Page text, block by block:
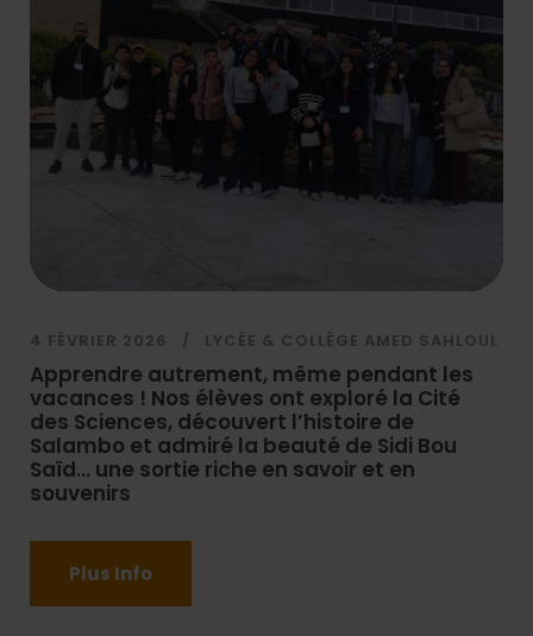
4 FÉVRIER 2026 LYCÉE & COLLÈGE AMED SAHLOUL
Apprendre autrement, même pendant les
vacances ! Nos élèves ont exploré la Cité
des Sciences, découvert l’histoire de
Salambo et admiré la beauté de Sidi Bou
Saïd… une sortie riche en savoir et en
souvenirs
Plus Info